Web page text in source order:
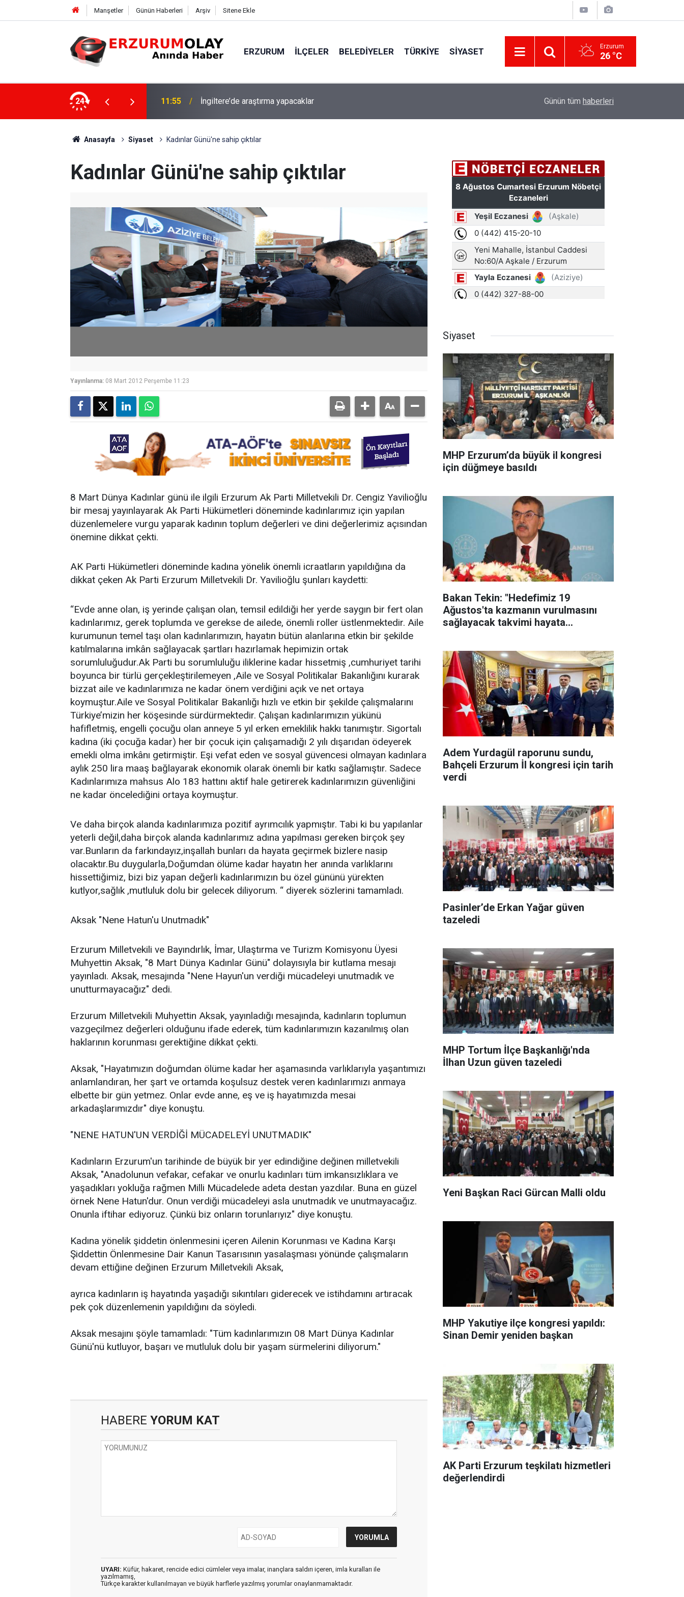
Manşetler Günün Haberleri Arşiv Sitene Ekle
ERZURUM İLÇELER BELEDIYELER TÜRKIYE SIYASET Erzurum
26 °C
24 11:52 Çay sohbeti iddiaya dönüştü Türkiye'de bir ilki yapıyor: Kilim üzerine
Günün tüm haberleri
Anasayfa Siyaset Kadınlar Günü'ne sahip çıktılar
Kadınlar Günü'ne sahip çıktılar
Yayınlanma: 08 Mart 2012 Perşembe 11:23
8 Mart Dünya Kadınlar günü ile ilgili Erzurum Ak Parti Milletvekili Dr. Cengiz Yavilioğlu
bir mesaj yayınlayarak Ak Parti Hükümetleri döneminde kadınlarımız için yapılan
düzenlemelere vurgu yaparak kadının toplum değerleri ve dini değerlerimiz açısından
önemine dikkat çekti.
AK Parti Hükümetleri döneminde kadına yönelik önemli icraatların yapıldığına da
dikkat çeken Ak Parti Erzurum Milletvekili Dr. Yavilioğlu şunları kaydetti:
“Evde anne olan, iş yerinde çalışan olan, temsil edildiği her yerde saygın bir fert olan
kadınlarımız, gerek toplumda ve gerekse de ailede, önemli roller üstlenmektedir. Aile
kurumunun temel taşı olan kadınlarımızın, hayatın bütün alanlarına etkin bir şekilde
katılmalarına imkân sağlayacak şartları hazırlamak hepimizin ortak
sorumluluğudur.Ak Parti bu sorumluluğu iliklerine kadar hissetmiş ,cumhuriyet tarihi
boyunca bir türlü gerçekleştirilemeyen ,Aile ve Sosyal Politikalar Bakanlığını kurarak
bizzat aile ve kadınlarımıza ne kadar önem verdiğini açık ve net ortaya
koymuştur.Aile ve Sosyal Politikalar Bakanlığı hızlı ve etkin bir şekilde çalışmalarını
Türkiye’mizin her köşesinde sürdürmektedir. Çalışan kadınlarımızın yükünü
hafifletmiş, engelli çocuğu olan anneye 5 yıl erken emeklilik hakkı tanımıştır. Sigortalı
kadına (iki çocuğa kadar) her bir çocuk için çalışamadığı 2 yılı dışarıdan ödeyerek
emekli olma imkânı getirmiştir. Eşi vefat eden ve sosyal güvencesi olmayan kadınlara
aylık 250 lira maaş bağlayarak ekonomik olarak önemli bir katkı sağlamıştır. Sadece
Kadınlarımıza mahsus Alo 183 hattını aktif hale getirerek kadınlarımızın güvenliğini
ne kadar öncelediğini ortaya koymuştur.
Ve daha birçok alanda kadınlarımıza pozitif ayrımcılık yapmıştır. Tabi ki bu yapılanlar
yeterli değil,daha birçok alanda kadınlarımız adına yapılması gereken birçok şey
var.Bunların da farkındayız,inşallah bunları da hayata geçirmek bizlere nasip
olacaktır.Bu duygularla,Doğumdan ölüme kadar hayatın her anında varlıklarını
hissettiğimiz, bizi biz yapan değerli kadınlarımızın bu özel gününü yürekten
kutlyor,sağlık ,mutluluk dolu bir gelecek diliyorum. “ diyerek sözlerini tamamladı.
Aksak "Nene Hatun'u Unutmadık"
Erzurum Milletvekili ve Bayındırlık, İmar, Ulaştırma ve Turizm Komisyonu Üyesi
Muhyettin Aksak, "8 Mart Dünya Kadınlar Günü" dolayısıyla bir kutlama mesajı
yayınladı. Aksak, mesajında "Nene Hayun'un verdiği mücadeleyi unutmadık ve
unutturmayacağız" dedi.
Erzurum Milletvekili Muhyettin Aksak, yayınladığı mesajında, kadınların toplumun
vazgeçilmez değerleri olduğunu ifade ederek, tüm kadınlarımızın kazanılmış olan
haklarının korunması gerektiğine dikkat çekti.
Aksak, "Hayatımızın doğumdan ölüme kadar her aşamasında varlıklarıyla yaşantımızı
anlamlandıran, her şart ve ortamda koşulsuz destek veren kadınlarımızı anmaya
elbette bir gün yetmez. Onlar evde anne, eş ve iş hayatımızda mesai
arkadaşlarımızdır" diye konuştu.
"NENE HATUN'UN VERDİĞİ MÜCADELEYİ UNUTMADIK"
Kadınların Erzurum'un tarihinde de büyük bir yer edindiğine değinen milletvekili
Aksak, "Anadolunun vefakar, cefakar ve onurlu kadınları tüm imkansızlıklara ve
yaşadıkları yokluğa rağmen Milli Mücadelede adeta destan yazdılar. Buna en güzel
örnek Nene Hatun'dur. Onun verdiği mücadeleyi asla unutmadık ve unutmayacağız.
Onunla iftihar ediyoruz. Çünkü biz onların torunlarıyız" diye konuştu.
Kadına yönelik şiddetin önlenmesini içeren Ailenin Korunması ve Kadına Karşı
Şiddettin Önlenmesine Dair Kanun Tasarısının yasalaşması yönünde çalışmaların
devam ettiğine değinen Erzurum Milletvekili Aksak,
ayrıca kadınların iş hayatında yaşadığı sıkıntıları giderecek ve istihdamını artıracak
pek çok düzenlemenin yapıldığını da söyledi.
Aksak mesajını şöyle tamamladı: "Tüm kadınlarımızın 08 Mart Dünya Kadınlar
Günü'nü kutluyor, başarı ve mutluluk dolu bir yaşam sürmelerini diliyorum."
HABERE YORUM KAT
UYARI: Küfür, hakaret, rencide edici cümleler veya imalar, inançlara saldırı içeren, imla kuralları ile
yazılmamış,
Türkçe karakter kullanılmayan ve büyük harflerle yazılmış yorumlar onaylanmamaktadır.
Siyaset
MHP Erzurum’da büyük il kongresi
için düğmeye basıldı
Bakan Tekin: "Hedefimiz 19
Ağustos'ta kazmanın vurulmasını
sağlayacak takvimi hayata
Adem Yurdagül raporunu sundu,
Bahçeli Erzurum İl kongresi için tarih
verdi
Pasinler’de Erkan Yağar güven
tazeledi
MHP Tortum İlçe Başkanlığı'nda
İlhan Uzun güven tazeledi
Yeni Başkan Raci Gürcan Malli oldu
MHP Yakutiye ilçe kongresi yapıldı:
Sinan Demir yeniden başkan
AK Parti Erzurum teşkilatı hizmetleri
değerlendirdi